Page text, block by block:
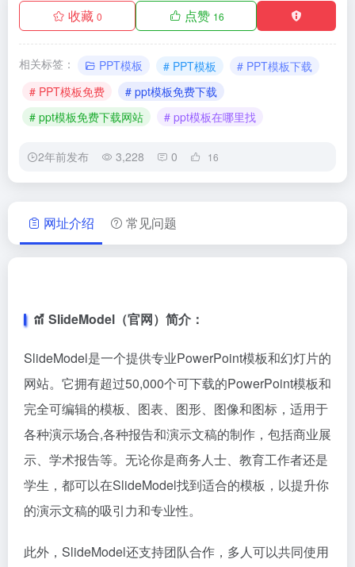
收藏 0 点赞 16
相关标签： PPT模板 # PPT模板
# PPT模板下载
# PPT模板免费
# ppt模板免费下载
# ppt模板免费下载网站
# ppt模板在哪里找
2年前发布 3,228 0 16
网址介绍 常见问题
SlideModel（官网）简介：
SlideModel是一个提供专业PowerPoint模板和幻灯片的
网站。它拥有超过50,000个可下载的PowerPoint模板和
完全可编辑的模板、图表、图形、图像和图标，适用于
各种演示场合,各种报告和演示文稿的制作，包括商业展
示、学术报告等。无论你是商务人士、教育工作者还是
学生，都可以在SlideModel找到适合的模板，以提升你
的演示文稿的吸引力和专业性。
此外，SlideModel还支持团队合作，多人可以共同使用